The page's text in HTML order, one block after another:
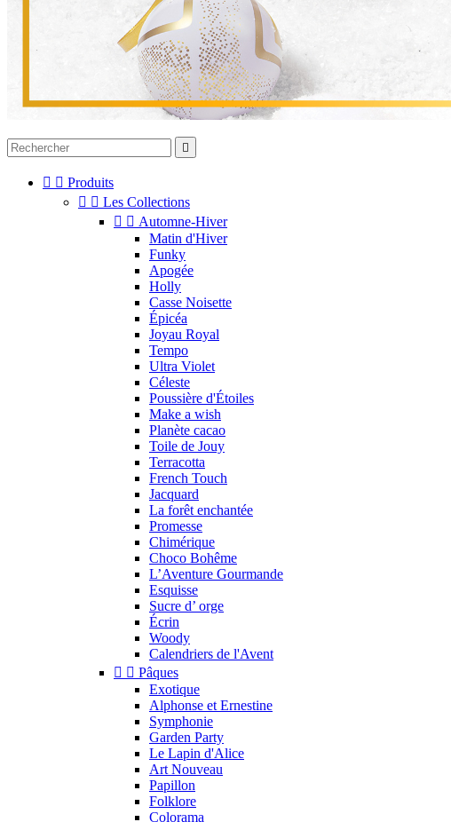

  Produits
  Les Collections
  Automne-Hiver
Matin d'Hiver
Funky
Apogée
Holly
Casse Noisette
Épicéa
Joyau Royal
Tempo
Ultra Violet
Céleste
Poussière d'Étoiles
Make a wish
Planète cacao
Toile de Jouy
Terracotta
French Touch
Jacquard
La forêt enchantée
Promesse
Chimérique
Choco Bohême
L’Aventure Gourmande
Esquisse
Sucre d’ orge
Écrin
Woody
Calendriers de l'Avent
  Pâques
Exotique
Alphonse et Ernestine
Symphonie
Garden Party
Le Lapin d'Alice
Art Nouveau
Papillon
Folklore
Colorama